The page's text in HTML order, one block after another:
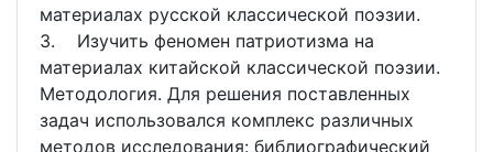
материалах русской классической поэзии.
3. Изучить феномен патриотизма на
материалах китайской классической поэзии.
Методология. Для решения поставленных
задач использовался комплекс различных
методов исследования: библиографический